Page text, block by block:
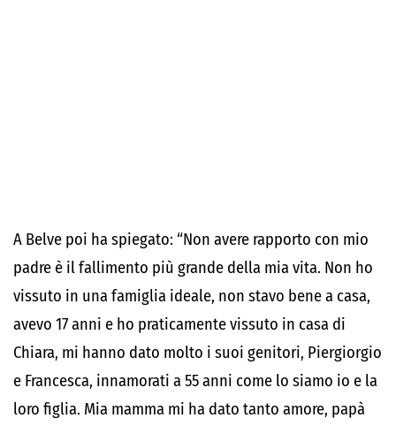
A Belve poi ha spiegato: “Non avere rapporto con mio
padre è il fallimento più grande della mia vita. Non ho
vissuto in una famiglia ideale, non stavo bene a casa,
avevo 17 anni e ho praticamente vissuto in casa di
Chiara, mi hanno dato molto i suoi genitori, Piergiorgio
e Francesca, innamorati a 55 anni come lo siamo io e la
loro figlia. Mia mamma mi ha dato tanto amore, papà